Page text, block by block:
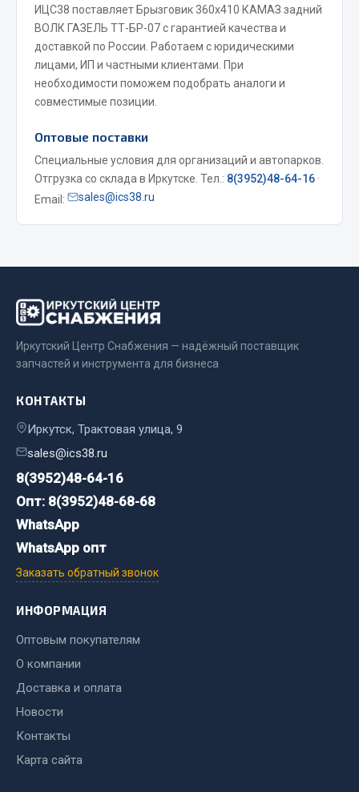
Коробка передач
Коробка передач ZF
Показать ещё
Запчасти МАЗ
Система питания
Подвеска
Тормозная система
Окно ветровое
Электрооборудование
Показать ещё
Запчасти Урал
Мост задний
Система питания
Система выпуска газа
Система охлаждения
Сцепление
Весь раздел
Запчасти ЯМЗ
Двигатель
ИЦС38 поставляет Брызговик 360х410 КАМАЗ задний
ВОЛК ГАЗЕЛЬ ТТ-БР-07 с гарантией качества и
доставкой по России. Работаем с юридическими
лицами, ИП и частными клиентами. При
необходимости поможем подобрать аналоги и
совместимые позиции.
Оптовые поставки
Специальные условия для организаций и автопарков.
Отгрузка со склада в Иркутске. Тел.: 8(3952)48-64-16 ·
Email:
sales@ics38.ru
Иркутский Центр Снабжения — надёжный поставщик
запчастей и инструмента для бизнеса
КОНТАКТЫ
Иркутск, Трактовая улица, 9
sales@ics38.ru
8(3952)48-64-16
Опт: 8(3952)48-68-68
WhatsApp
WhatsApp опт
Заказать обратный звонок
ИНФОРМАЦИЯ
Оптовым покупателям
О компании
Доставка и оплата
Новости
Контакты
Карта сайта